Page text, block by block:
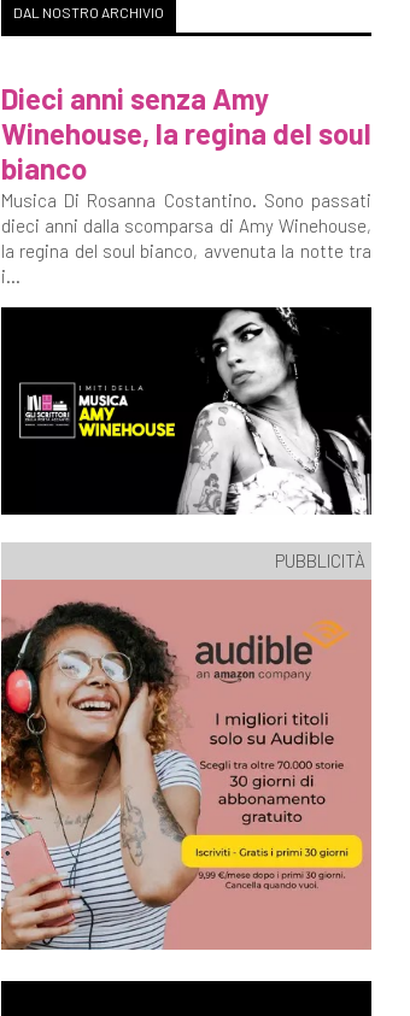
DAL NOSTRO ARCHIVIO
Dieci anni senza Amy
Winehouse, la regina del soul
bianco
Musica Di Rosanna Costantino. Sono passati
dieci anni dalla scomparsa di Amy Winehouse,
la regina del soul bianco, avvenuta la notte tra
i...
PUBBLICITÀ